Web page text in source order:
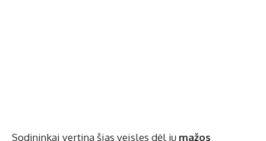
Sodininkai vertina šias veisles dėl jų mažos